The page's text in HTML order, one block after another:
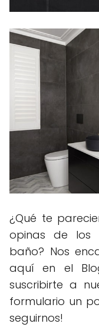
¿Qué te
opinas de
baño? Nos
aquí en el
suscribirte a
formulario un
seguirnos!